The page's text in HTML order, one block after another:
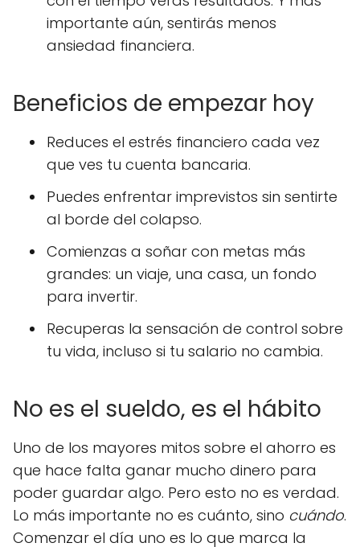
importante aún, sentirás menos
ansiedad financiera.
Beneficios de empezar hoy
Reduces el estrés financiero cada vez
que ves tu cuenta bancaria.
Puedes enfrentar imprevistos sin sentirte
al borde del colapso.
Comienzas a soñar con metas más
grandes: un viaje, una casa, un fondo
para invertir.
Recuperas la sensación de control sobre
tu vida, incluso si tu salario no cambia.
No es el sueldo, es el hábito
Uno de los mayores mitos sobre el ahorro es
que hace falta ganar mucho dinero para
poder guardar algo. Pero esto no es verdad.
Lo más importante no es cuánto, sino cuándo.
Comenzar el día uno es lo que marca la